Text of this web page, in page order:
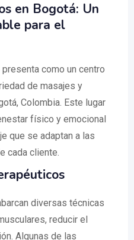
en Bogotá: Un
para el
presenta como un centro
de masajes y
Colombia. Este lugar
físico y emocional
que se adaptan a las
cada cliente.
diversas técnicas
reducir el
Algunas de las